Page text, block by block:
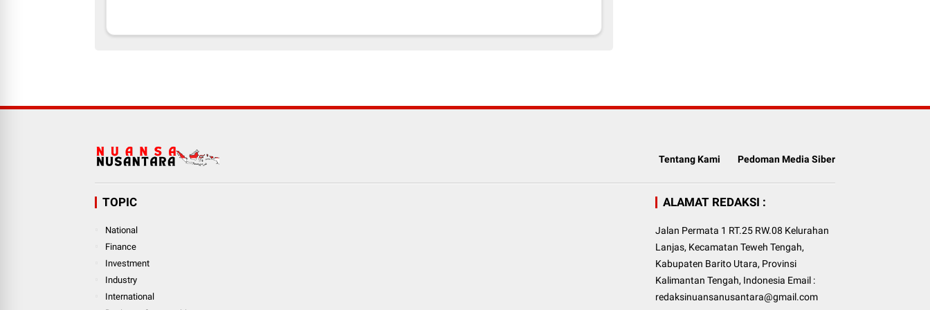
Tentang Kami Pedoman Media Siber
TOPIC
National
Finance
Investment
Industry
International
ALAMAT REDAKSI :
Jalan Permata 1 RT.25 RW.08 Kelurahan
Lanjas, Kecamatan Teweh Tengah,
Kabupaten Barito Utara, Provinsi
Kalimantan Tengah, Indonesia Email :
redaksinuansanusantara@gmail.com